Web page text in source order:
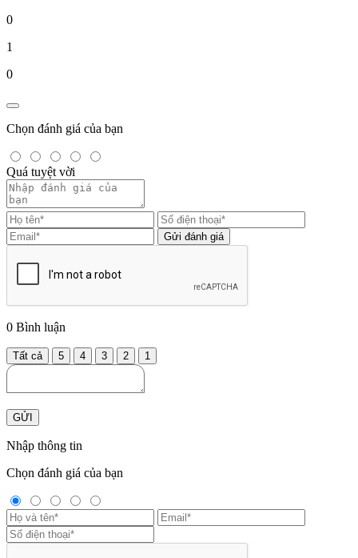
0
1
0
Chọn đánh giá của bạn
Quá tuyệt vời
Gửi đánh giá
0 Bình luận
Tất cả 5 4 3 2 1
GỬI
Nhập thông tin
Chọn đánh giá của bạn